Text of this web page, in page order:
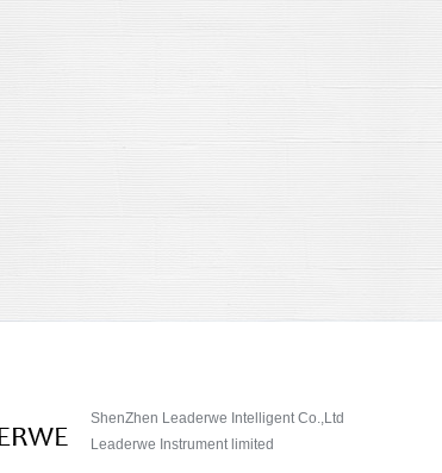
ShenZhen Leaderwe Intelligent Co.,Ltd
Leaderwe Instrument limited